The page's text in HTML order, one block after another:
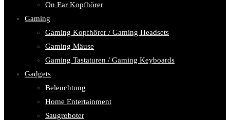
On Ear Kopfhörer
Gaming
Gaming Kopfhörer / Gaming Headsets
Gaming Mäuse
Gaming Tastaturen / Gaming Keyboards
Gadgets
Beleuchtung
Home Entertainment
Saugroboter